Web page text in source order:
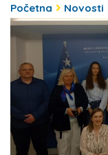
Početna Novosti